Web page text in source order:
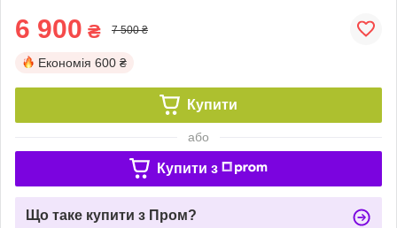
6 900 ₴ 7 500 ₴
Економія 600 ₴
Купити
або
Купити з
Що таке купити з Пром?